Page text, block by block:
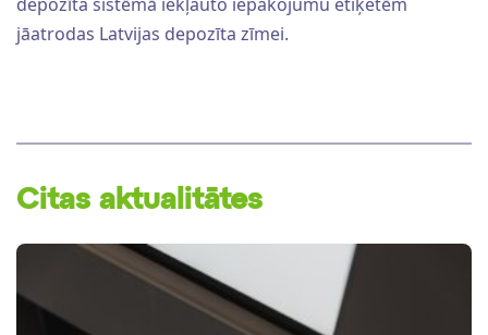
jāatrodas Latvijas depozīta zīmei.
Citas aktualitātes